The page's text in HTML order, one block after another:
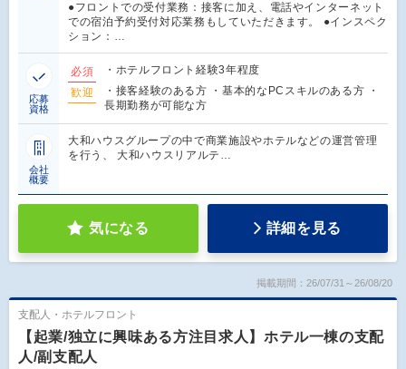
●フロントでの受付業務：接客に加え、電話やインターネット
での宿泊予約受付対応業務もしていただきます。 ●インスペク
ション：…
応募
資格
必須
・ホテルフロント経験3年程度
歓迎
・接客経験のある方 ・基本的なPCスキルのある方 ・
長期勤務が可能な方
会社
概要
大和ハウスグループの中で商業施設やホテルなどの運営管理
を行う、 大和ハウスリアルテ…
気になる 詳細を見る
掲載期間：26/07/31～26/08/20
支配人・ホテルフロント
【起業/独立に興味ある方注目求人】ホテル一棟の支配
人/副支配人